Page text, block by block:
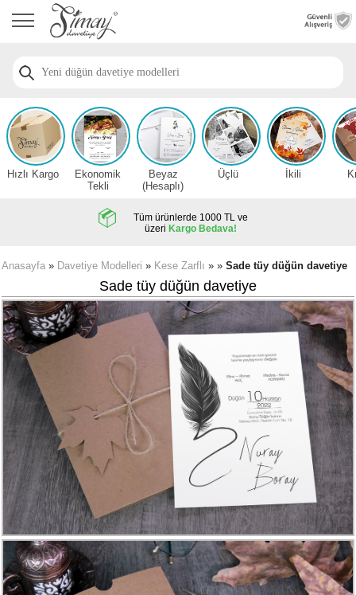
Anasayfa
Davetiye
Nişan
Davetiye
Modelleri
Düğün
Örnekleri
Zarfsız,
Hesaplı
Davetiye
Modelleri
Karikatürlü
Davetiye
Modelleri
Sade
Düğün
Davetiye
Modelleri
Atatürk'lü
Davetiyeler
Hızlı Kargo
Ekonomik
Tekli
Beyaz
(Hesaplı)
Üçlü İkili
Tüm ürünlerde 1000 TL ve
üzeri Kargo Bedava!
Anasayfa » Davetiye Modelleri » Kese Zarflı » » Sade tüy düğün davetiye
Sade tüy düğün davetiye